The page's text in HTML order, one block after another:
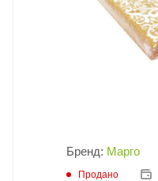
Бренд: Марго
Продано